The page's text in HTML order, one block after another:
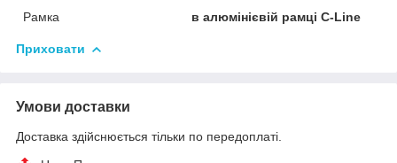
Рамка
в алюмінієвій рамці С-Line
Приховати
Умови доставки
Доставка здійснюється тільки по передоплаті.